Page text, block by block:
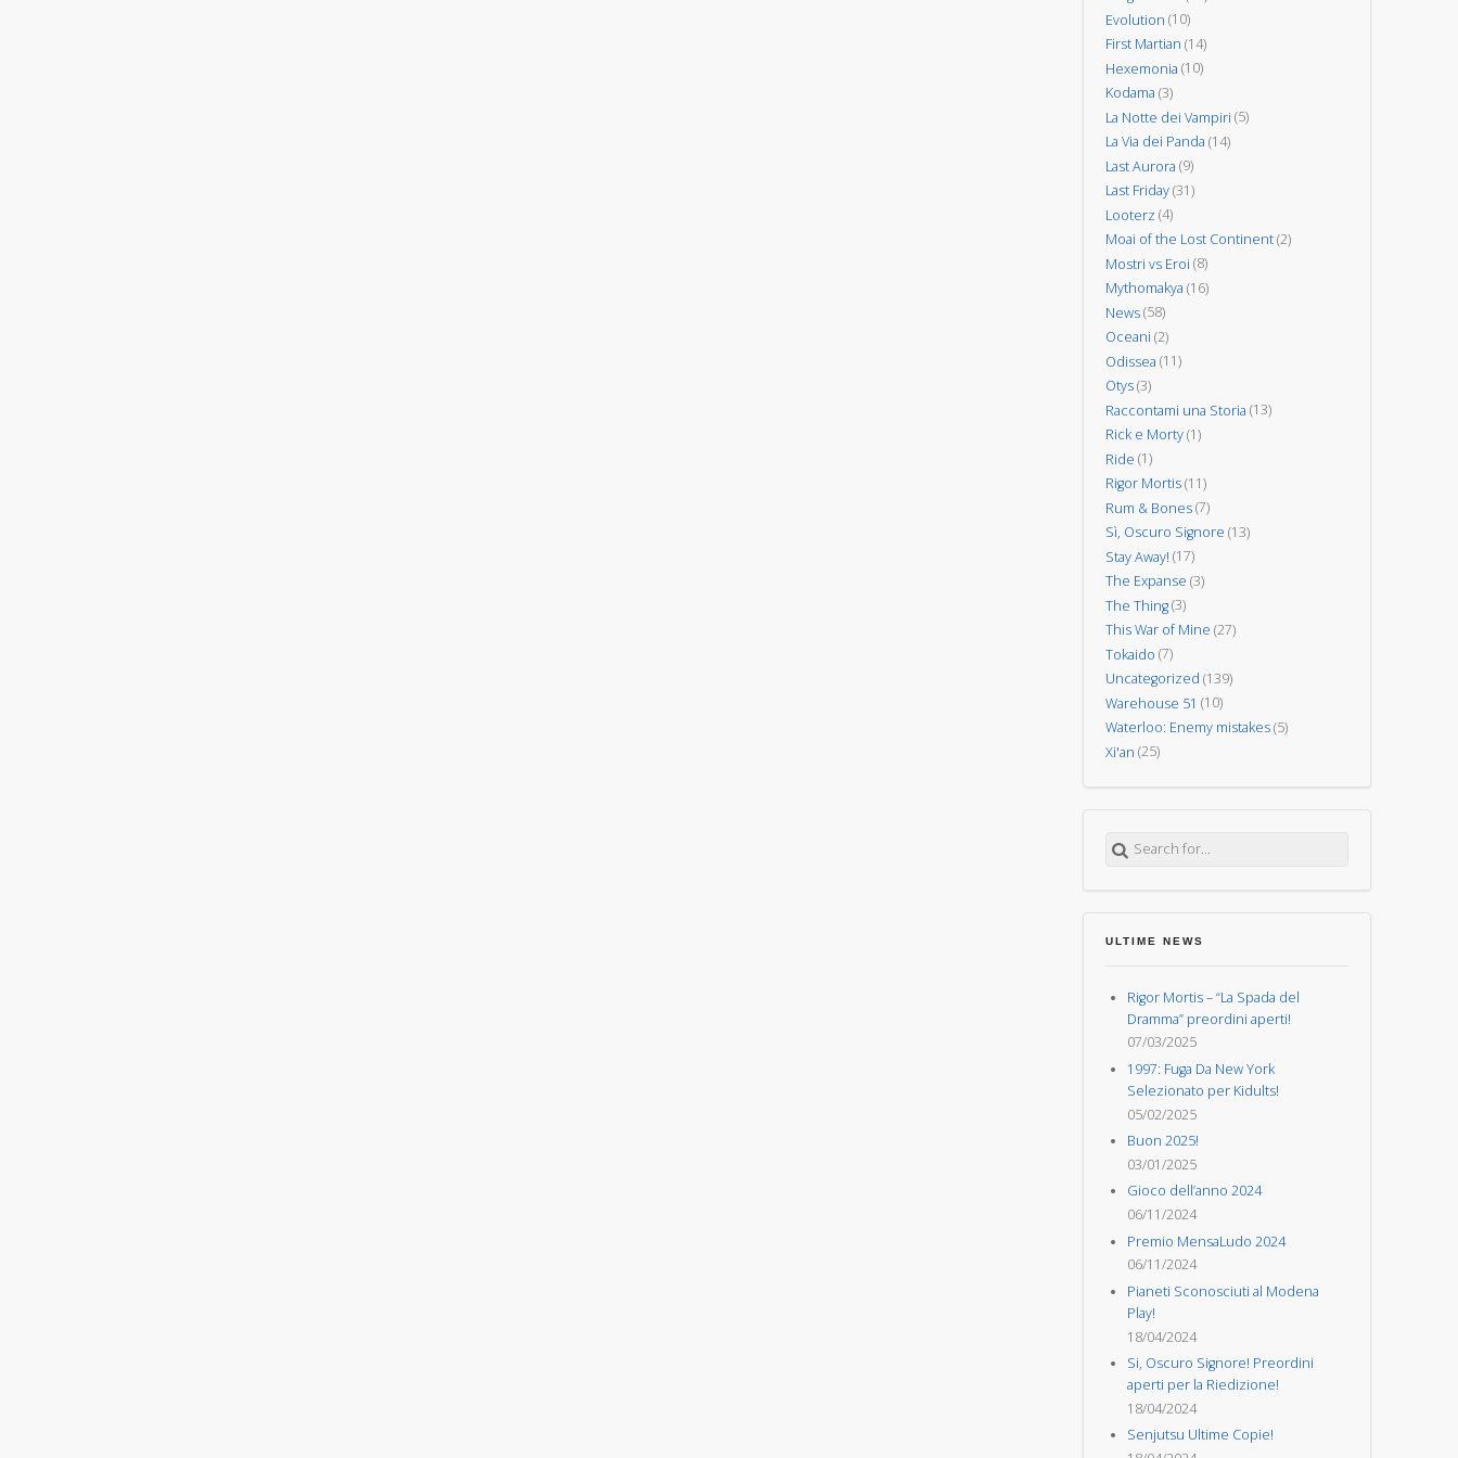
Evolution (10)
First Martian (14)
Hexemonia (10)
Kodama (3)
La Notte dei Vampiri (5)
La Via dei Panda (14)
Last Aurora (9)
Last Friday(31)
Looterz (4)
Moai of the Lost Continent(2)
Mostri vs Eroi (8)
Mythomakya (16)
News(58)
Oceani (2)
Odissea (11)
Otys(3)
Raccontami una Storia (13)
Rick e Morty(1)
Ride (1)
Rigor Mortis(11)
Rum & Bones(7)
Sì, Oscuro Signore (13)
Stay Away! (17)
The Expanse (3)
The Thing(3)
This War of Mine (27)
Tokaido (7)
Uncategorized (139)
Warehouse 51 (10)
Waterloo: Enemy mistakes(5)
Xi'an (25)
ULTIME NEWS
Rigor Mortis – “La Spada del
Dramma” preordini aperti!
07/03/2025
1997: Fuga Da New York
Selezionato per Kidults!
05/02/2025
Buon 2025!
03/01/2025
Gioco dell’anno 2024
06/11/2024
Premio MensaLudo 2024
06/11/2024
Pianeti Sconosciuti al Modena
Play!
18/04/2024
Si, Oscuro Signore! Preordini
aperti per la Riedizione!
18/04/2024
Senjutsu Ultime Copie!